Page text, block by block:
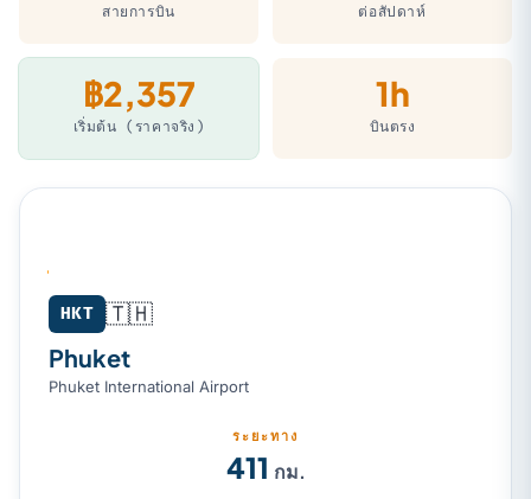
สายการบิน ต่อสัปดาห์
฿2,357
เริ่มต้น (ราคาจริง)
1h
บินตรง
Phuket (HKT) → Penang (PEN)
HKT 🇹🇭
Phuket
Phuket International Airport
ระยะทาง
411 กม.